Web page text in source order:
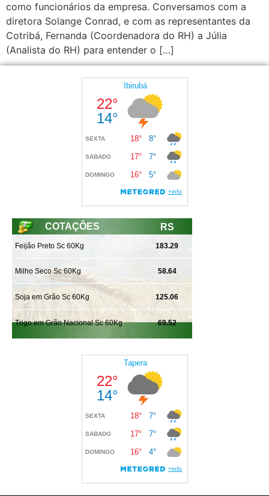
como funcionários da empresa. Conversamos com a
diretora Solange Conrad, e com as representantes da
Cotribá, Fernanda (Coordenadora do RH) a Júlia
(Analista do RH) para entender o […]